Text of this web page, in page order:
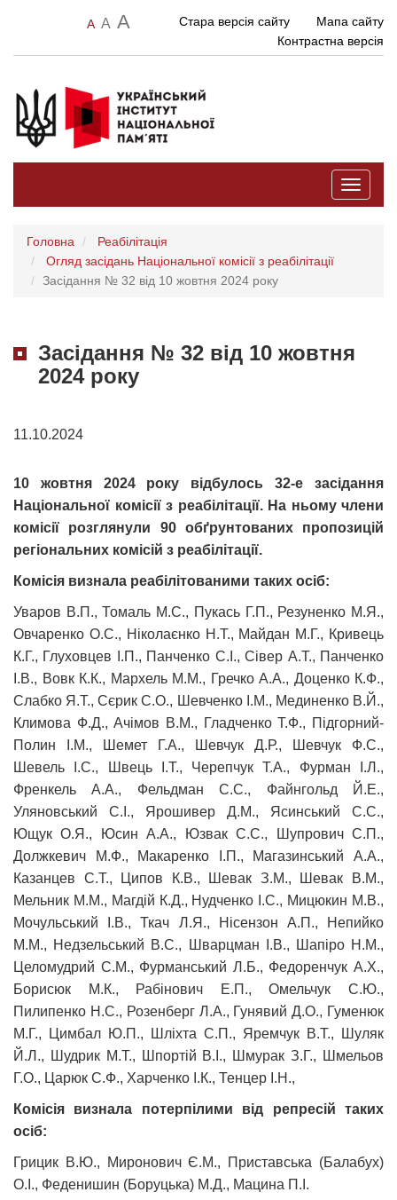
A A A Стара версія сайту
Мапа сайту
Контрастна версія
Toggle
Головна
Реабілітація
Огляд засідань Національної комісії з реабілітації
Засідання № 32 від 10 жовтня 2024 року
Засідання № 32 від 10 жовтня
2024 року
11.10.2024
10 жовтня 2024 року відбулось 32-е засідання
Національної комісії з реабілітації. На ньому члени
комісії розглянули 90 обґрунтованих пропозицій
регіональних комісій з реабілітації.
Комісія визнала реабілітованими таких осіб:
Уваров В.П., Томаль М.С., Пукась Г.П., Резуненко М.Я.,
Овчаренко О.С., Ніколаєнко Н.Т., Майдан М.Г., Кривець
К.Г., Глуховцев І.П., Панченко С.І., Сівер А.Т., Панченко
І.В., Вовк К.К., Мархель М.М., Гречко А.А., Доценко К.Ф.,
Слабко Я.Т., Сєрик С.О., Шевченко І.М., Мединенко В.Й.,
Климова Ф.Д., Ачімов В.М., Гладченко Т.Ф., Підгорний-
Полин І.М., Шемет Г.А., Шевчук Д.Р., Шевчук Ф.С.,
Шевель І.С., Швець І.Т., Черепчук Т.А., Фурман І.Л.,
Френкель А.А., Фельдман С.С., Файнгольд Й.Е.,
Уляновський С.І., Ярошивер Д.М., Ясинський С.С.,
Ющук О.Я., Юсин А.А., Юзвак С.С., Шупрович С.П.,
Должкевич М.Ф., Макаренко І.П., Магазинський А.А.,
Казанцев С.Т., Ципов К.В., Шевак З.М., Шевак В.М.,
Мельник М.М., Магдій К.Д., Нудченко І.С., Мицюкин М.В.,
Мочульський І.В., Ткач Л.Я., Нісензон А.П., Непийко
М.М., Недзельський В.С., Шварцман І.В., Шапіро Н.М.,
Целомудрий С.М., Фурманський Л.Б., Федоренчук А.Х.,
Борисюк М.К., Рабінович Е.П., Омельчук С.Ю.,
Пилипенко Н.С., Розенберг Л.А., Гунявий Д.О., Гуменюк
М.Г., Цимбал Ю.П., Шліхта С.П., Яремчук В.Т., Шуляк
Й.Л., Шудрик М.Т., Шпортій В.І., Шмурак З.Г., Шмельов
Г.О., Царюк С.Ф., Харченко І.К., Тенцер І.Н.,
Комісія визнала потерпілими від репресій таких
осіб:
Грицик В.Ю., Миронович Є.М., Приставська (Балабух)
О.І., Феденишин (Боруцька) М.Д., Мацина П.І.